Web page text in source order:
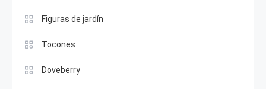
Figuras de jardín
Tocones
Doveberry